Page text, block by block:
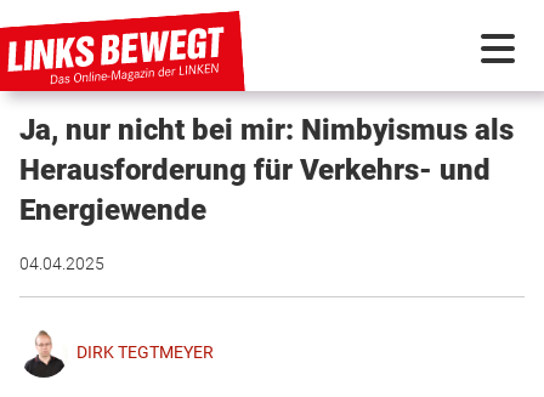
PARTEI IN BEWEGUNG
PROGRAMMDEBATTE
DISKUSSIONSSTOFF
Ja, nur nicht bei mir: Nimbyismus als
Herausforderung für Verkehrs- und
Energiewende
04.04.2025
DIRK TEGTMEYER